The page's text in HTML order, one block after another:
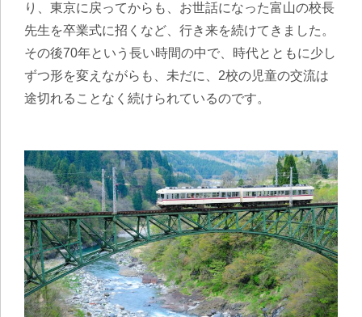
り、東京に戻ってからも、お世話になった富山の校長
先生を卒業式に招くなど、行き来を続けてきました。
その後70年という長い時間の中で、時代とともに少し
ずつ形を変えながらも、未だに、2校の児童の交流は
途切れることなく続けられているのです。